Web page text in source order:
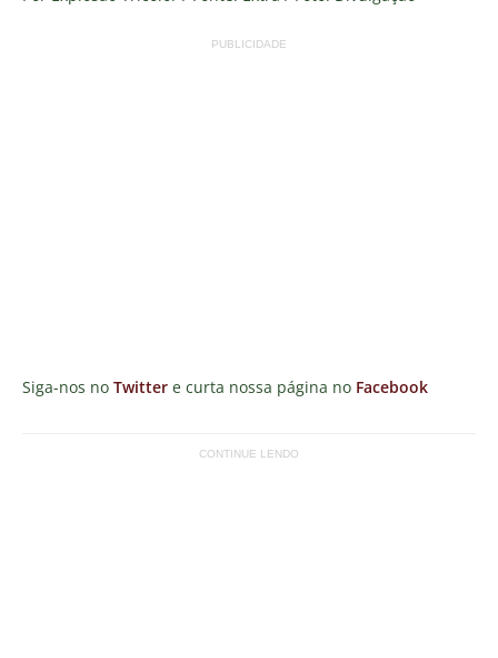
PUBLICIDADE
Siga-nos no Twitter e curta nossa página no Facebook
CONTINUE LENDO